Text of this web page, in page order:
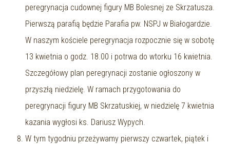
peregrynacja cudownej figury MB Bolesnej ze Skrzatusza.
Pierwszą parafią będzie Parafia pw. NSPJ w Białogardzie.
W naszym kościele peregrynacja rozpocznie się w sobotę
13 kwietnia o godz. 18.00 i potrwa do wtorku 16 kwietnia.
Szczegółowy plan peregrynacji zostanie ogłoszony w
przyszłą niedzielę. W ramach przygotowania do
peregrynacji figury MB Skrzatuskiej, w niedzielę 7 kwietnia
kazania wygłosi ks. Dariusz Wypych.
W tym tygodniu przeżywamy pierwszy czwartek, piątek i